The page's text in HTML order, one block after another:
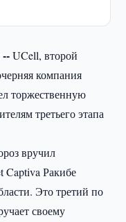
UCell, второй
компания
торжественную
третьего этапа
вручил
Captiva Ракибе
Это третий по
своему